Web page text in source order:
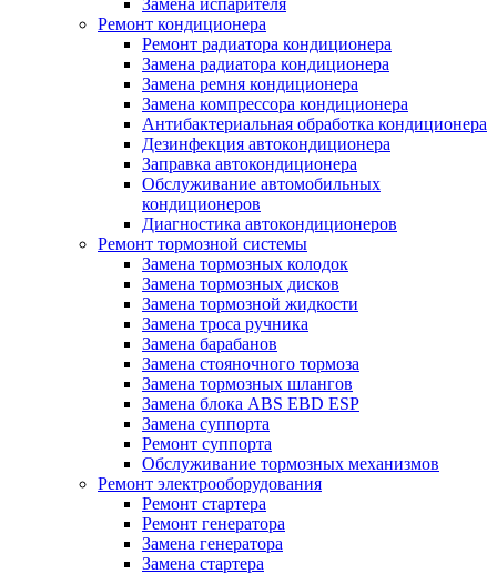
Замена испарителя
Ремонт кондиционера
Ремонт радиатора кондиционера
Замена радиатора кондиционера
Замена ремня кондиционера
Замена компрессора кондиционера
Антибактериальная обработка кондиционера
Дезинфекция автокондиционера
Заправка автокондиционера
Обслуживание автомобильных
кондиционеров
Диагностика автокондиционеров
Ремонт тормозной системы
Замена тормозных колодок
Замена тормозных дисков
Замена тормозной жидкости
Замена троса ручника
Замена барабанов
Замена стояночного тормоза
Замена тормозных шлангов
Замена блока ABS EBD ESP
Замена суппорта
Ремонт суппорта
Обслуживание тормозных механизмов
Ремонт электрооборудования
Ремонт стартера
Ремонт генератора
Замена генератора
Замена стартера